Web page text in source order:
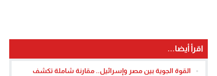
اقرأ أيضا...
القوة الجوية بين مصر وإسرائيل.. مقارنة شاملة تكشف